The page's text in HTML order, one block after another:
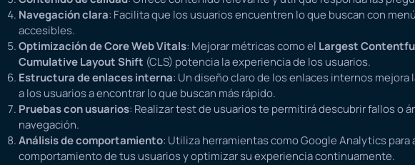
Navegación clara: Facilita que los usuarios encuentren lo que buscan con
accesibles.
Optimización de Core Web Vitals: Mejorar métricas como el Largest
Cumulative Layout Shift (CLS) potencia la experiencia de los usuarios.
Estructura de enlaces interna: Un diseño claro de los enlaces internos mejora
a los usuarios a encontrar lo que buscan más rápido.
Pruebas con usuarios: Realizar test de usuarios te permitirá descubrir fallos o
navegación.
Análisis de comportamiento: Utiliza herramientas como Google Analytics para
comportamiento de tus usuarios y optimizar su experiencia continuamente.